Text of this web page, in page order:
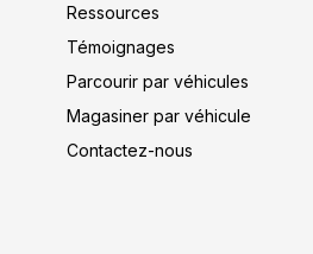
Ressources
Témoignages
Parcourir par véhicules
Magasiner par véhicule
Contactez-nous